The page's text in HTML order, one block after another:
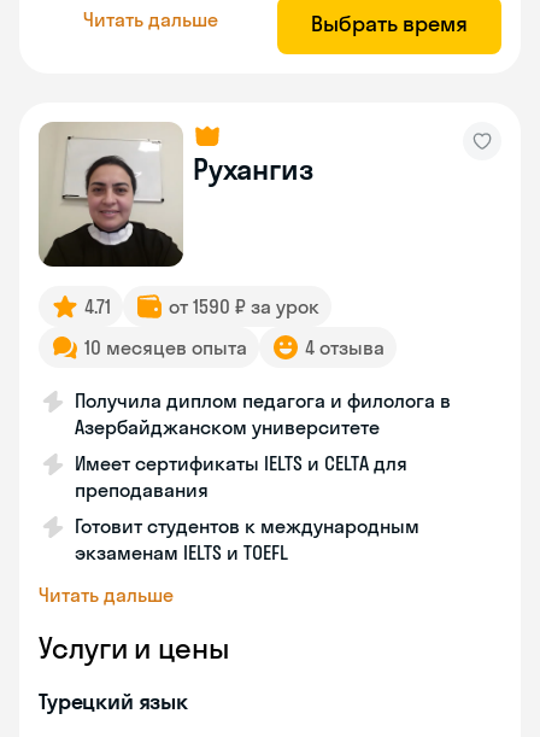
Читать дальше Выбрать время
Рухангиз
4.71
от 1590 ₽ за урок
10 месяцев опыта
4 отзыва
Получила диплом педагога и филолога в
Азербайджанском университете
Имеет сертификаты IELTS и CELTA для
преподавания
Готовит студентов к международным
экзаменам IELTS и TOEFL
Читать дальше
Услуги и цены
Турецкий язык